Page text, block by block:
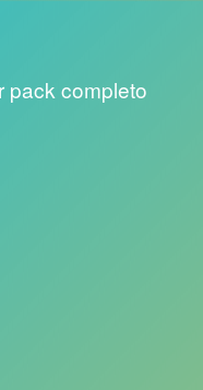
pack completo